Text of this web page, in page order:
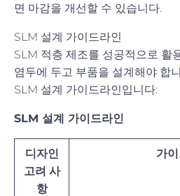
면 마감을 개선할 수 있습니다.
SLM 설계 가이드라인
SLM 적층 제조를 성공적으로 활
염두에 두고 부품을 설계해야 합
SLM 설계 가이드라인입니다:
SLM 설계 가이드라인
디자인
고려 사
항
가